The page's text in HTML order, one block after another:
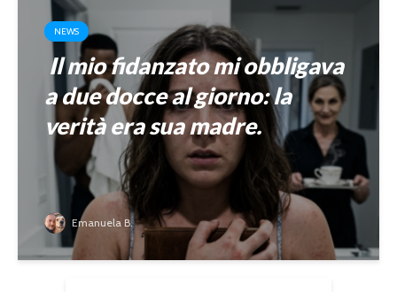
NEWS
Il mio fidanzato mi obbligava
a due docce al giorno: la
verità era sua madre.
Emanuela B.